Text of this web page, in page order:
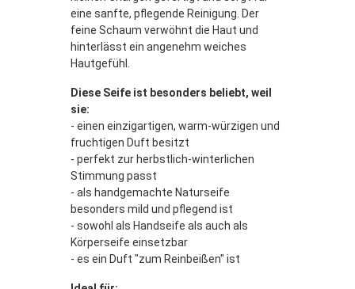
eine sanfte, pflegende Reinigung. Der
feine Schaum verwöhnt die Haut und
hinterlässt ein angenehm weiches
Hautgefühl.
Diese Seife ist besonders beliebt, weil
sie:
- einen einzigartigen, warm-würzigen und
fruchtigen Duft besitzt
- perfekt zur herbstlich-winterlichen
Stimmung passt
- als handgemachte Naturseife
besonders mild und pflegend ist
- sowohl als Handseife als auch als
Körperseife einsetzbar
- es ein Duft "zum Reinbeißen" ist